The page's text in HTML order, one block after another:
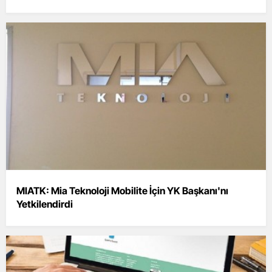
MIATK: Mia Teknoloji Mobilite İçin YK Başkanı'nı
Yetkilendirdi